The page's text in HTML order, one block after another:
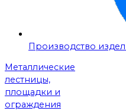
Производство
Металлические
лестницы,
площадки и
ограждения